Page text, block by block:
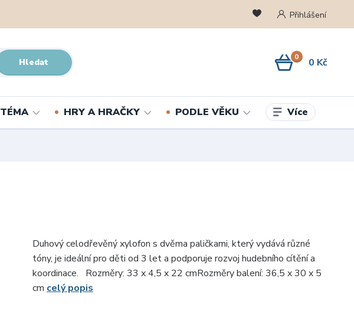
Přihlášení
Hledat 0 0 Kč
TÉMA HRY A HRAČKY PODLE VĚKU Více
Duhový celodřevěný xylofon s dvěma paličkami, který vydává různé
tóny, je ideální pro děti od 3 let a podporuje rozvoj hudebního cítění a
koordinace. Rozměry: 33 x 4,5 x 22 cmRozměry balení: 36,5 x 30 x 5
cm celý popis